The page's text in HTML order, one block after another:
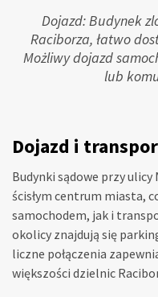
Dojazd: Budynek
Raciborza, łatwo
Możliwy dojazd
lub
Dojazd i
Budynki sądowe przy
ścisłym centrum miasta,
samochodem, jak i
okolicy znajdują się
liczne połączenia
większości dzielnic